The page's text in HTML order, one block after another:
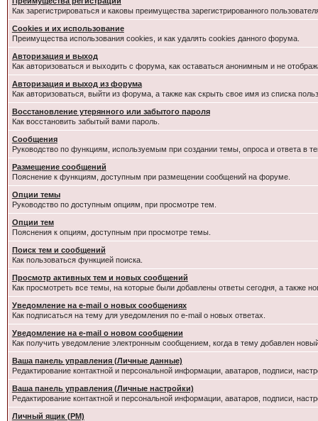
Как зарегистрироваться и каковы преимущества зарегистрированного
Cookies и их использование
Преимущества использования cookies, и как удалять cookies данного форума.
Авторизация и выход
Как авторизоваться и выходить с форума, как оставаться анонимным и не
Авторизация и выход из форума
Как авторизоваться, выйти из форума, а также как скрыть свое имя из списка
Восстановление утерянного или забытого пароля
Как восстановить забытый вами пароль.
Сообщения
Руководство по функциям, используемым при создании темы, опроса и ответа в
Размещение сообщений
Пояснение к функциям, доступным при размещении сообщений на форуме.
Опции темы
Руководство по доступным опциям, при просмотре тем.
Опции тем
Пояснения к опциям, доступным при просмотре темы.
Поиск тем и сообщений
Как пользоваться функцией поиска.
Просмотр активных тем и новых сообщений
Как просмотреть все темы, на которые были добавлены ответы сегодня, а также
Уведомление на e-mail о новых сообщениях
Как подписаться на тему для уведомления по e-mail о новых ответах.
Уведомление на е-mail о новом сообщении
Как получить уведомление электронным сообщением, когда в тему добавлен
Ваша панель управления (Личные данные)
Редактирование контактной и персональной информации, аватаров, подписи,
Ваша панель управления (Личные настройки)
Редактирование контактной и персональной информации, аватаров, подписи,
Личный ящик (PM)